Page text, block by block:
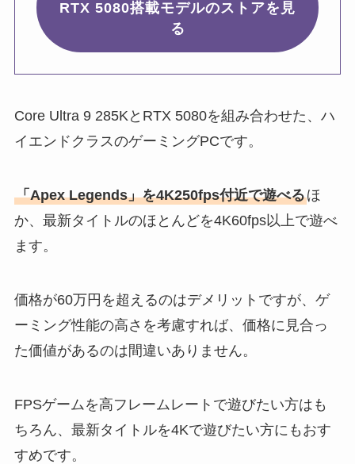
RTX 5080搭載モデルのストアを見
る
Core Ultra 9 285KとRTX 5080を組み合わせた、ハ
イエンドクラスのゲーミングPCです。
「Apex Legends」を4K250fps付近で遊べるほ
か、最新タイトルのほとんどを4K60fps以上で遊べ
ます。
価格が60万円を超えるのはデメリットですが、ゲ
ーミング性能の高さを考慮すれば、価格に見合っ
た価値があるのは間違いありません。
FPSゲームを高フレームレートで遊びたい方はも
ちろん、最新タイトルを4Kで遊びたい方にもおす
すめです。